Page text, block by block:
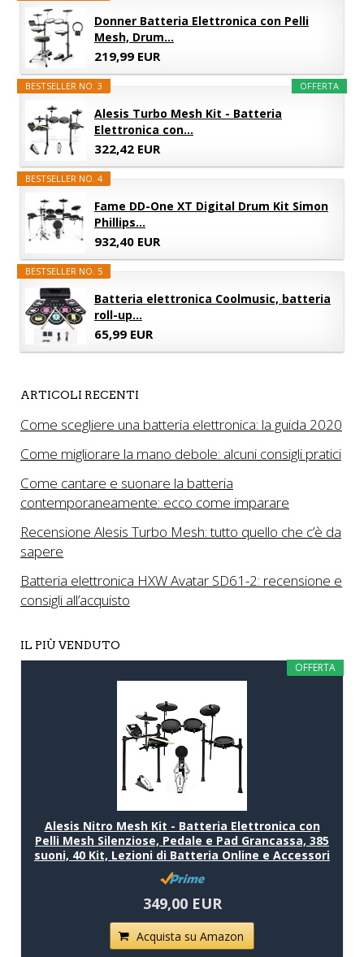
Donner Batteria Elettronica con Pelli
Mesh, Drum...
219,99 EUR
OFFERTA
BESTSELLER NO. 3
Alesis Turbo Mesh Kit - Batteria
Elettronica con...
322,42 EUR
BESTSELLER NO. 4
Fame DD-One XT Digital Drum Kit Simon
Phillips...
932,40 EUR
BESTSELLER NO. 5
Batteria elettronica Coolmusic, batteria
roll-up...
65,99 EUR
ARTICOLI RECENTI
Come scegliere una batteria elettronica: la guida 2020
Come migliorare la mano debole: alcuni consigli pratici
Come cantare e suonare la batteria
contemporaneamente: ecco come imparare
Recensione Alesis Turbo Mesh: tutto quello che c’è da
sapere
Batteria elettronica HXW Avatar SD61-2: recensione e
consigli all’acquisto
IL PIÙ VENDUTO
OFFERTA
Alesis Nitro Mesh Kit - Batteria Elettronica con
Pelli Mesh Silenziose, Pedale e Pad Grancassa, 385
suoni, 40 Kit, Lezioni di Batteria Online e Accessori
349,00 EUR
Acquista su Amazon